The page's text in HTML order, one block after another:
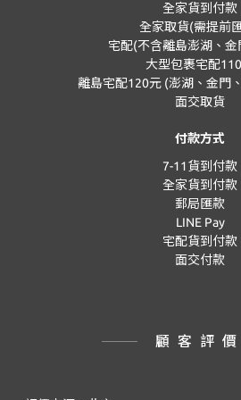
全家貨到付款
全家取貨(需提前
宅配(不含離島澎湖、金
大型包裹宅配
離島宅配120元 (澎湖、金門
面交取貨
付款方式
7-11貨到付款
全家貨到付款
郵局匯款
LINE Pay
宅配貨到付款
面交付款
顧客評價